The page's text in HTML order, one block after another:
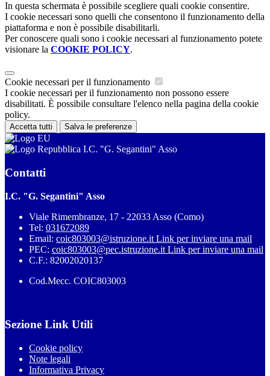
In questa schermata è possibile scegliere quali cookie consentire.
I cookie necessari sono quelli che consentono il funzionamento della
piattaforma e non è possibile disabilitarli.
Per conoscere quali sono i cookie necessari al funzionamento potete
visionare la COOKIE POLICY.
Cookie necessari per il funzionamento
I cookie necessari per il funzionamento non possono essere
disabilitati. È possibile consultare l'elenco nella pagina della cookie
policy.
Accetta tutti Salva le preferenze
I.C. "G. Segantini" Asso
Contatti
I.C. "G. Segantini" Asso
Viale Rimembranze, 17 - 22033 Asso (Como)
Tel: 031672089
Email: coic803003@istruzione.it Link per inviare una mail
PEC: coic803003@pec.istruzione.it Link per inviare una mail
C.F.: 82002020137
Cod.Mecc. COIC803003
Sezione Link Utili
Cookie policy
Note legali
Informativa Privacy